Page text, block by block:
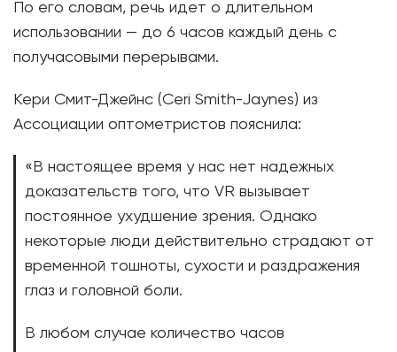
По его словам, речь идет о длительном
использовании — до 6 часов каждый день с
получасовыми перерывами.
Кери Смит-Джейнс (Ceri Smith-Jaynes) из
Ассоциации оптометристов пояснила:
«В настоящее время у нас нет надежных
доказательств того, что VR вызывает
постоянное ухудшение зрения. Однако
некоторые люди действительно страдают от
временной тошноты, сухости и раздражения
глаз и головной боли.
В любом случае количество часов